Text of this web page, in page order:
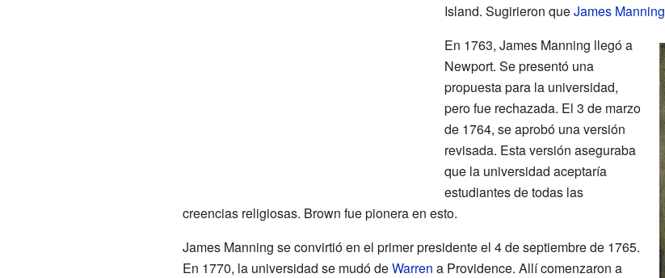
Island. Sugirieron queJames Manning
En 1763, James Manning llegó a
Newport. Se presentó una
propuesta para la universidad,
pero fue rechazada. El 3 de marzo
de 1764, se aprobó una versión
revisada. Esta versión aseguraba
que la universidad aceptaría
estudiantes de todas las
creencias religiosas. Brown fue pionera en esto.
James Manning se convirtió en el primer presidente el 4 de septiembre de 1765.
En 1770, la universidad se mudó deWarren a Providence. Allí comenzaron a